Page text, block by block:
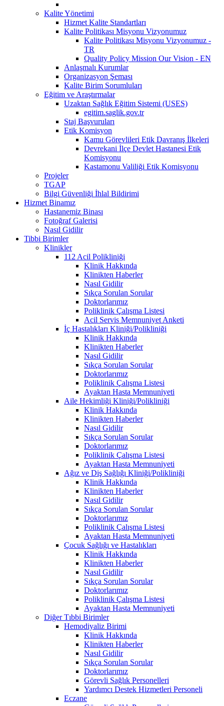
Kalite Yönetimi
Hizmet Kalite Standartları
Kalite Politikası Misyonu Vizyonumuz
Kalite Politikası Misyonu Vizyonumuz -
TR
Quality Policy Mission Our Vision - EN
Anlaşmalı Kurumlar
Organizasyon Şeması
Kalite Birim Sorumluları
Eğitim ve Araştırmalar
Uzaktan Sağlık Eğitim Sistemi (USES)
egitim.saglik.gov.tr
Staj Başvuruları
Etik Komisyon
Kamu Görevlileri Etik Davranış İlkeleri
Devrekani İlçe Devlet Hastanesi Etik
Komisyonu
Kastamonu Valiliği Etik Komisyonu
Projeler
TGAP
Bilgi Güvenliği İhlal Bildirimi
Hizmet Binamız
Hastanemiz Binası
Fotoğraf Galerisi
Nasıl Gidilir
Tibbi Birimler
Klinikler
112 Acil Polikliniği
Klinik Hakkında
Klinikten Haberler
Nasıl Gidilir
Sıkça Sorulan Sorular
Doktorlarımız
Poliklinik Çalışma Listesi
Acil Servis Memnuniyet Anketi
İç Hastalıkları Kliniği/Polikliniği
Klinik Hakkında
Klinikten Haberler
Nasıl Gidilir
Sıkça Sorulan Sorular
Doktorlarımız
Poliklinik Çalışma Listesi
Ayaktan Hasta Memnuniyeti
Aile Hekimliği Kliniği/Polikliniği
Klinik Hakkında
Klinikten Haberler
Nasıl Gidilir
Sıkça Sorulan Sorular
Doktorlarımız
Poliklinik Çalışma Listesi
Ayaktan Hasta Memnuniyeti
Ağız ve Diş Sağlığı Kliniği/Polikliniği
Klinik Hakkında
Klinikten Haberler
Nasıl Gidilir
Sıkça Sorulan Sorular
Doktorlarımız
Poliklinik Çalışma Listesi
Ayaktan Hasta Memnuniyeti
Çocuk Sağlığı ve Hastalıkları
Klinik Hakkında
Klinikten Haberler
Nasıl Gidilir
Sıkça Sorulan Sorular
Doktorlarımız
Poliklinik Çalışma Listesi
Ayaktan Hasta Memnuniyeti
Diğer Tıbbi Birimler
Hemodiyaliz Birimi
Klinik Hakkında
Klinikten Haberler
Nasıl Gidilir
Sıkça Sorulan Sorular
Doktorlarımız
Görevli Sağlık Personelleri
Yardımcı Destek Hizmetleri Personeli
Eczane